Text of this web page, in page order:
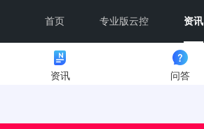
首页 专业版云控 资讯
资讯 问答